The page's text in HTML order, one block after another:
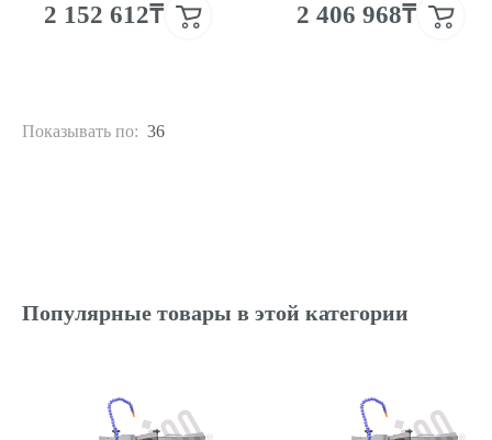
2 152 612₸ 2 406 968₸
Показывать по: 36
Популярные товары в этой категории